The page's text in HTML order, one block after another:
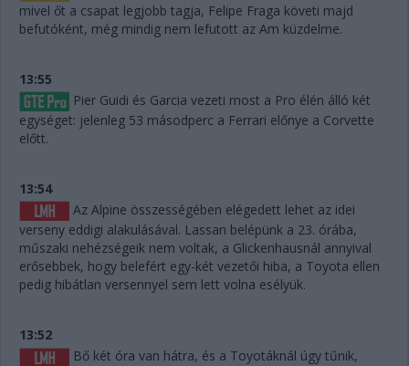
mivel őt a csapat legjobb tagja, Felipe Fraga követi majd
befutóként, még mindig nem lefutott az Am küzdelme.
13:55
Pier Guidi és Garcia vezeti most a Pro élén álló két
egységet: jelenleg 53 másodperc a Ferrari előnye a Corvette
előtt.
13:54
Az Alpine összességében elégedett lehet az idei
verseny eddigi alakulásával. Lassan belépünk a 23. órába,
műszaki nehézségeik nem voltak, a Glickenhausnál annyival
erősebbek, hogy belefért egy-két vezetői hiba, a Toyota ellen
pedig hibátlan versennyel sem lett volna esélyük.
13:52
Bő két óra van hátra, és a Toyotáknál úgy tűnik,